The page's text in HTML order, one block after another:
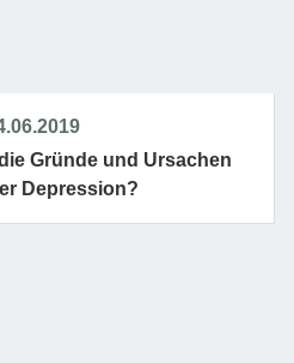
Gründe und Ursachen
Depression?